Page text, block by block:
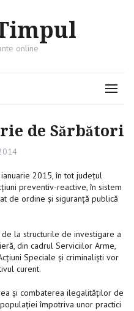
online
Menu
de Sărbători
2015, în tot judeţul
preventiv-reactive, în sistem
de ordine şi siguranţă publică
la structurile de investigare a
din cadrul Serviciilor Arme,
Speciale și criminaliști vor
curent.
şi combaterea ilegalităţilor de
împotriva unor practici